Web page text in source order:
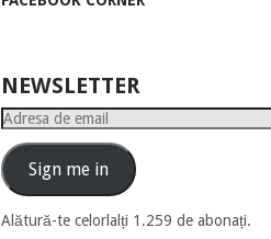
NEWSLETTER
Adresa
emailSign me in
Alătură-te celorlalți 1.259 de abonați.